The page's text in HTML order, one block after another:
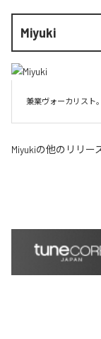
Miyuki
兼業ヴォーカリスト
Miyukiの他のリリー